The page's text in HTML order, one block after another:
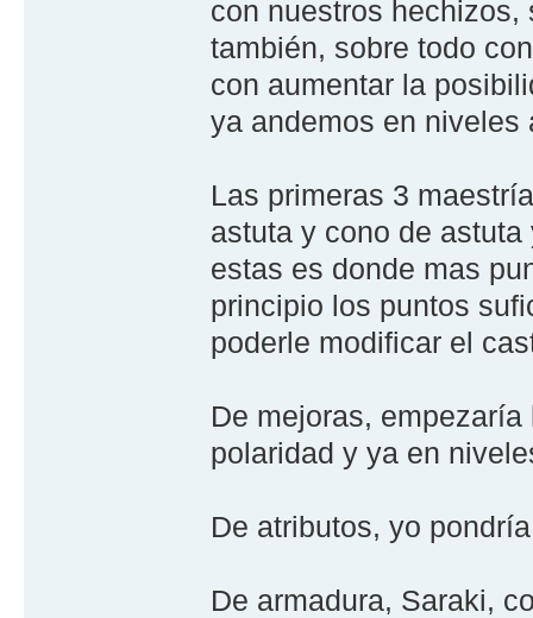
con nuestros hechizos,
también, sobre todo
con aumentar la
ya andemos en niveles
Las primeras 3
astuta y cono de
estas es donde mas
principio los puntos
poderle modificar el
De mejoras,
polaridad y ya en
De atributos, yo
De armadura, Saraki,